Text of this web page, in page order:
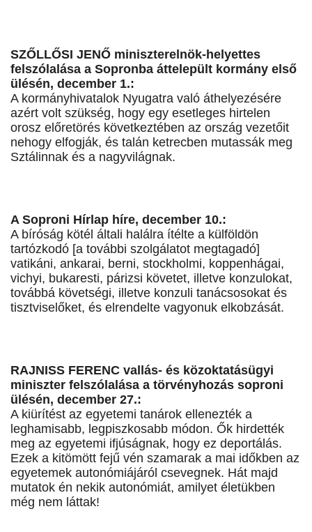
SZŐLLŐSI JENŐ miniszterelnök-helyettes
felszólalása a Sopronba áttelepült kormány első
ülésén, december 1.:
A kormányhivatalok Nyugatra való áthelyezésére
azért volt szükség, hogy egy esetleges hirtelen
orosz előretörés következtében az ország vezetőit
nehogy elfogják, és talán ketrecben mutassák meg
Sztálinnak és a nagyvilágnak.
A Soproni Hírlap híre, december 10.:
A bíróság kötél általi halálra ítélte a külföldön
tartózkodó [a további szolgálatot megtagadó]
vatikáni, ankarai, berni, stockholmi, koppenhágai,
vichyi, bukaresti, párizsi követet, illetve konzulokat,
továbbá követségi, illetve konzuli tanácsosokat és
tisztviselőket, és elrendelte vagyonuk elkobzását.
RAJNISS FERENC vallás- és közoktatásügyi
miniszter felszólalása a törvényhozás soproni
ülésén, december 27.:
A kiürítést az egyetemi tanárok ellenezték a
leghamisabb, legpiszkosabb módon. Ők hirdették
meg az egyetemi ifjúságnak, hogy ez deportálás.
Ezek a kitömött fejű vén szamarak a mai időkben az
egyetemek autonómiájáról csevegnek. Hát majd
mutatok én nekik autonómiát, amilyet életükben
még nem láttak!